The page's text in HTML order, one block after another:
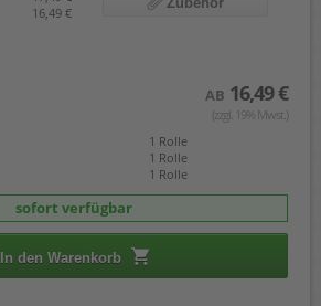
16,49 €
AB 16,49 €
(zzgl. 19% Mwst.)
1 Rolle
1 Rolle
1 Rolle
sofort verfügbar
In den Warenkorb